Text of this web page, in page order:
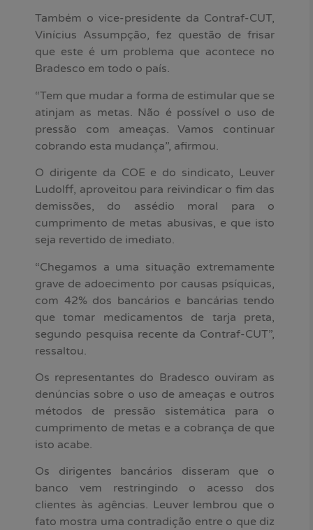
Também o vice-presidente da Contraf-CUT,
Vinícius Assumpção, fez questão de frisar
que este é um problema que acontece no
Bradesco em todo o país.
“Tem que mudar a forma de estimular que se
atinjam as metas. Não é possível o uso de
pressão com ameaças. Vamos continuar
cobrando esta mudança”, afirmou.
O dirigente da COE e do sindicato, Leuver
Ludolff, aproveitou para reivindicar o fim das
demissões, do assédio moral para o
cumprimento de metas abusivas, e que isto
seja revertido de imediato.
“Chegamos a uma situação extremamente
grave de adoecimento por causas psíquicas,
com 42% dos bancários e bancárias tendo
que tomar medicamentos de tarja preta,
segundo pesquisa recente da Contraf-CUT”,
ressaltou.
Os representantes do Bradesco ouviram as
denúncias sobre o uso de ameaças e outros
métodos de pressão sistemática para o
cumprimento de metas e a cobrança de que
isto acabe.
Os dirigentes bancários disseram que o
banco vem restringindo o acesso dos
clientes às agências. Leuver lembrou que o
fato mostra uma contradição entre o que diz